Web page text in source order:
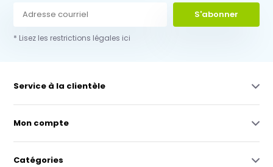
S'abonner
* Lisez les restrictions légales ici
Service à la clientèle
Mon compte
Catégories